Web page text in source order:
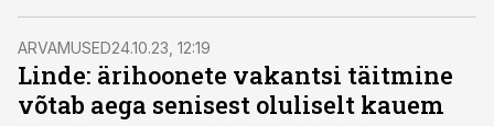
juba paistavad, vaatab lootusrikkalt tulevikku
investeerimisfirma Titanium kinnisvaraportfelli haldur
Siim Rosenthal.
ARVAMUSED24.10.23, 12:19
Linde: ärihoonete vakantsi täitmine
võtab aega senisest oluliselt kauem